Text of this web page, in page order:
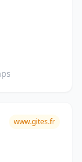
www.gites.fr